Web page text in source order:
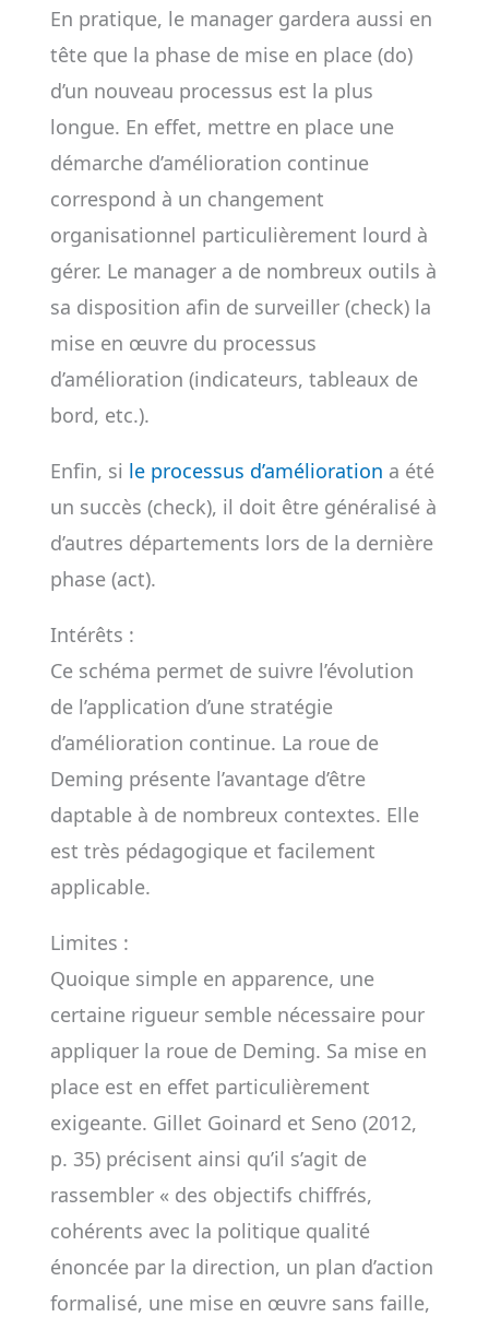
En pratique, le manager gardera aussi en
tête que la phase de mise en place (do)
d’un nouveau processus est la plus
longue. En effet, mettre en place une
démarche d’amélioration continue
correspond à un changement
organisationnel particulièrement lourd à
gérer. Le manager a de nombreux outils à
sa disposition afin de surveiller (check) la
mise en œuvre du processus
d’amélioration (indicateurs, tableaux de
bord, etc.).
Enfin, si le processus d’amélioration a été
un succès (check), il doit être généralisé à
d’autres départements lors de la dernière
phase (act).
Intérêts :
Ce schéma permet de suivre l’évolution
de l’application d’une stratégie
d’amélioration continue. La roue de
Deming présente l’avantage d’être
daptable à de nombreux contextes. Elle
est très pédagogique et facilement
applicable.
Limites :
Quoique simple en apparence, une
certaine rigueur semble nécessaire pour
appliquer la roue de Deming. Sa mise en
place est en effet particulièrement
exigeante. Gillet Goinard et Seno (2012,
p. 35) précisent ainsi qu’il s’agit de
rassembler « des objectifs chiffrés,
cohérents avec la politique qualité
énoncée par la direction, un plan d’action
formalisé, une mise en œuvre sans faille,